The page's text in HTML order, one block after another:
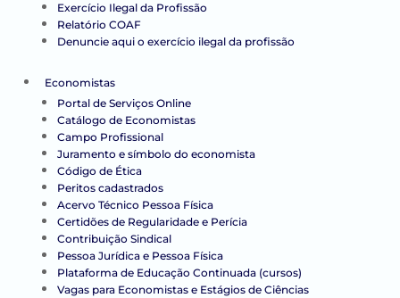
Exercício Ilegal da Profissão
Relatório COAF
Denuncie aqui o exercício ilegal da profissão
Economistas
Portal de Serviços Online
Catálogo de Economistas
Campo Profissional
Juramento e símbolo do economista
Código de Ética
Peritos cadastrados
Acervo Técnico Pessoa Física
Certidões de Regularidade e Perícia
Contribuição Sindical
Pessoa Jurídica e Pessoa Física
Plataforma de Educação Continuada (cursos)
Vagas para Economistas e Estágios de Ciências